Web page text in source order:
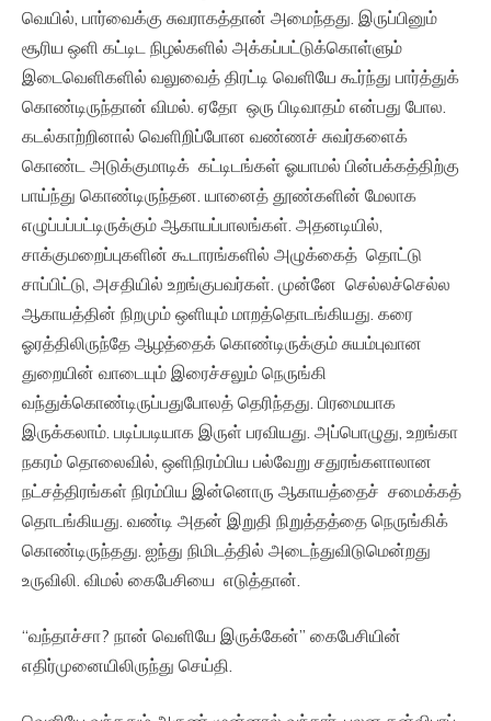
வெயில், பார்வைக்கு சுவராகத்தான் அமைந்தது. இருப்பினும்
சூரிய ஒளி கட்டிட நிழல்களில் அக்கப்பட்டுக்கொள்ளும்
இடைவெளிகளில் வலுவைத் திரட்டி வெளியே கூர்ந்து பார்த்துக்
கொண்டிருந்தான் விமல். ஏதோ ஒரு பிடிவாதம் என்பது போல.
கடல்காற்றினால் வெளிறிப்போன வண்ணச் சுவர்களைக்
கொண்ட அடுக்குமாடிக் கட்டிடங்கள் ஓயாமல் பின்பக்கத்திற்கு
பாய்ந்து கொண்டிருந்தன. யானைத் தூண்களின் மேலாக
எழுப்பப்பட்டிருக்கும் ஆகாயப்பாலங்கள். அதனடியில்,
சாக்குமறைப்புகளின் கூடாரங்களில் அழுக்கைத் தொட்டு
சாப்பிட்டு, அசதியில் உறங்குபவர்கள். முன்னே செல்லச்செல்ல
ஆகாயத்தின் நிறமும் ஒளியும் மாறத்தொடங்கியது. கரை
ஓரத்திலிருந்தே ஆழத்தைக் கொண்டிருக்கும் சுயம்புவான
துறையின் வாடையும் இரைச்சலும் நெருங்கி
வந்துக்கொண்டிருப்பதுபோலத் தெரிந்தது. பிரமையாக
இருக்கலாம். படிப்படியாக இருள் பரவியது. அப்பொழுது, உறங்கா
நகரம் தொலைவில், ஒளிநிரம்பிய பல்வேறு சதுரங்களாலான
நட்சத்திரங்கள் நிரம்பிய இன்னொரு ஆகாயத்தைச் சமைக்கத்
தொடங்கியது. வண்டி அதன் இறுதி நிறுத்தத்தை நெருங்கிக்
கொண்டிருந்தது. ஐந்து நிமிடத்தில் அடைந்துவிடுமென்றது
உருவிலி. விமல் கைபேசியை எடுத்தான்.
“வந்தாச்சா? நான் வெளியே இருக்கேன்” கைபேசியின்
எதிர்முனையிலிருந்து செய்தி.